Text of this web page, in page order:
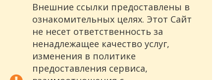
Внешние ссылки предоставлены в
ознакомительных целях. Этот Сайт
не несет ответственность за
ненадлежащее качество услуг,
изменения в политике
предоставления сервиса,